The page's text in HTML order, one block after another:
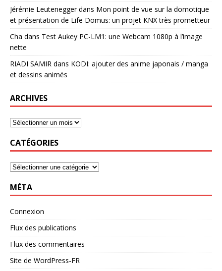
Jérémie Leuteneggerdans Mon point de vue sur la domotique
et présentation de Life Domus: un projet KNX très prometteur
Cha dans Test Aukey PC-LM1: une Webcam 1080p à l’image
nette
RIADI SAMIR dans KODI: ajouter des anime japonais / manga
et dessins animés
ARCHIVES
CATÉGORIES
MÉTA
Connexion
Flux des publications
Flux des commentaires
Site de WordPress-FR